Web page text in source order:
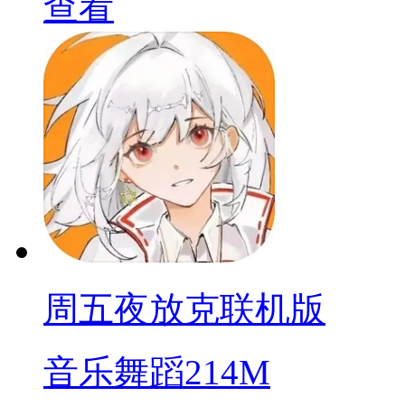
周五夜放克联机版
音乐舞蹈214M